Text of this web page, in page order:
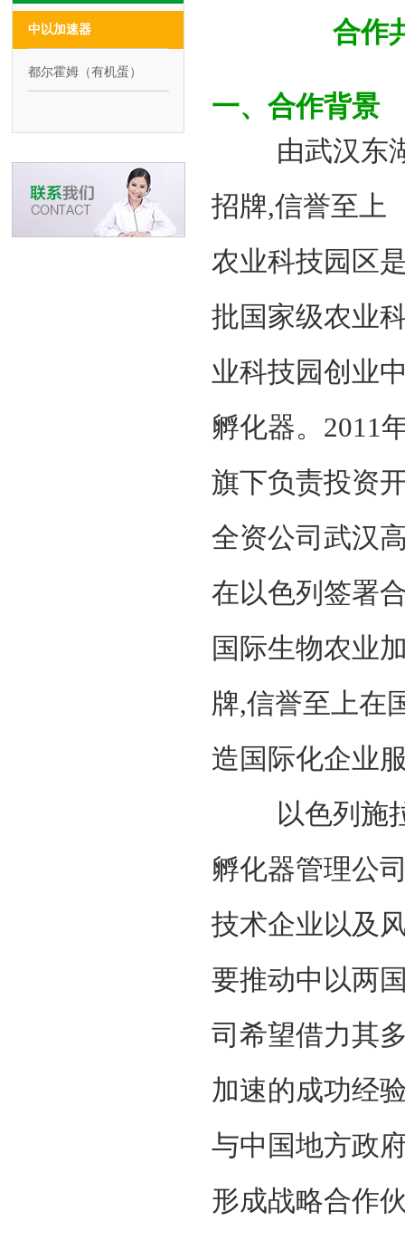
中以加速器
都尔霍姆（有机蛋）
合作
一、合作背景
由武汉东湖
招牌,信誉至上
农业科技园区
批国家级农业
业科技园创业
孵化器。2011
旗下负责投资
全资公司武汉
在以色列签署
国际生物农业
牌,信誉至上在
造国际化企业
以色
孵化器管理公
技术企业以及
要推动中以两
司希望借力其
加速的成功经
与中国地方政
形成战略合作